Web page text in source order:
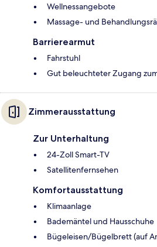
Wellnessangebote
Massage- und
Barrierearmut
Fahrstuhl
Gut beleuchteter Zugang
Zimmerausstattung
Zur Unterhaltung
24-Zoll Smart-TV
Satellitenfernsehen
Komfortausstattung
Klimaanlage
Bademäntel und Hausschuhe
Bügeleisen/Bügelbrett (auf